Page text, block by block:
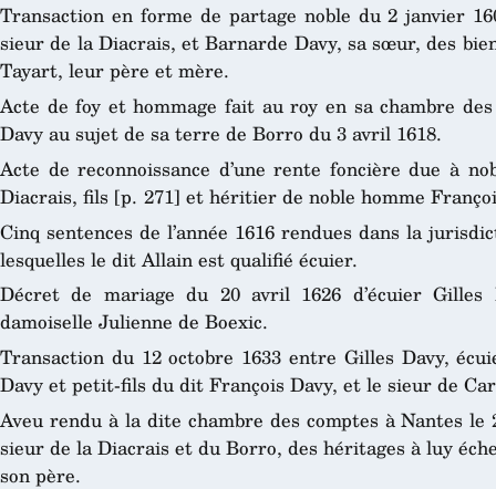
Transaction en forme de partage noble du 2 janvier
sieur de la Diacrais, et Barnarde Davy, sa sœur, des
Tayart, leur père et mère.
Acte de foy et hommage fait au roy en sa chambre
Davy au sujet de sa terre de Borro du 3 avril 1618.
Acte de reconnoissance d’une rente foncière due à
Diacrais, fils [p. 271] et héritier de noble homme
Cinq sentences de l’année 1616 rendues dans la
lesquelles le dit Allain est qualifié écuier.
Décret de mariage du 20 avril 1626 d’écuier
damoiselle Julienne de Boexic.
Transaction du 12 octobre 1633 entre Gilles Davy,
Davy et petit-fils du dit François Davy, et le sieur de
Aveu rendu à la dite chambre des comptes à Nantes le
sieur de la Diacrais et du Borro, des héritages à luy
son père.